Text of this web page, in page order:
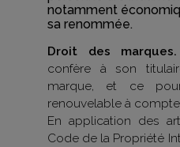
notamment
sa renommée.
Droit des marques.
confère à son
marque, et ce
renouvelable à
En application des
Code de la Propriété